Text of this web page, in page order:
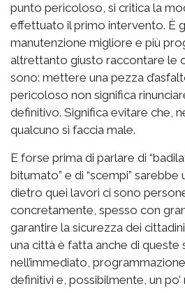
punto pericoloso, si critica la
effettuato il primo intervento. È
manutenzione migliore e più
altrettanto giusto raccontare le
sono: mettere una pezza
pericoloso non significa
definitivo. Significa evitare che,
qualcuno si faccia male.
E forse prima di parlare di
bitumato” e di “scempi”
dietro quei lavori ci sono
concretamente, spesso con
garantire la sicurezza dei
una città è fatta anche di queste
nell’immediato,
definitivi e, possibilmente, un